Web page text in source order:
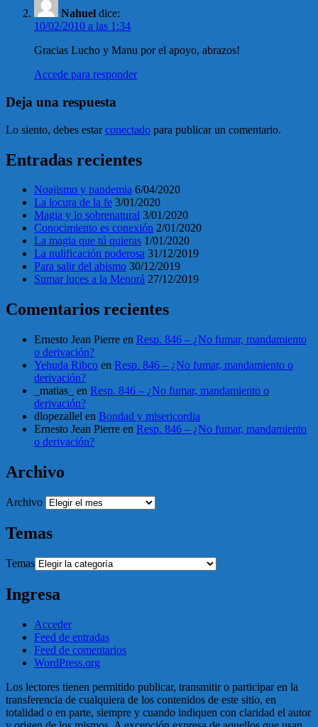
Nahuel dice:
10/02/2010 a las 1:34
Gracias Lucho y Manu por el apoyo, abrazos!
Accede para responder
Deja una respuesta
Lo siento, debes estarconectado para publicar un comentario.
Entradas recientes
Noajismo y pandemia 6/04/2020
La locura de la fe 3/01/2020
Magia y lo sobrenatural 3/01/2020
Conocimiento es conexión 2/01/2020
La magia que tú quieras 1/01/2020
La nulificación poderosa 31/12/2019
Para salir del abismo 30/12/2019
Sumar luces a la Menorá 27/12/2019
Comentarios recientes
Ernesto Jean Pierre en Resp. 846 – ¿No fumar, mandamiento
o derivación?
Yehuda Ribco en Resp. 846 – ¿No fumar, mandamiento o
derivación?
_matias_
en Resp. 846 – ¿No fumar, mandamiento o
derivación?
dlopezallel en Bondad y misericordia
Ernesto Jean Pierre en Resp. 846 – ¿No fumar, mandamiento
o derivación?
Archivo
Archivo
Temas
Temas
Ingresa
Acceder
Feed de entradas
Feed de comentarios
WordPress.org
Los lectores tienen permitido publicar, transmitir o participar en la
transferencia de cualquiera de los contenidos de este sitio, en
totalidad o en parte, siempre y cuando indiquen con claridad el autor